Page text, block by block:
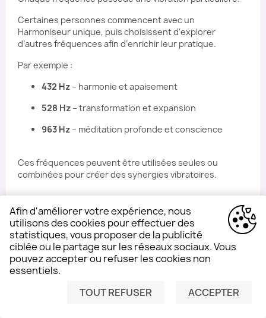
Certaines personnes commencent avec un
Harmoniseur unique, puis choisissent d’explorer
d’autres fréquences afin d’enrichir leur pratique.
Par exemple :
432 Hz – harmonie et apaisement
528 Hz – transformation et expansion
963 Hz – méditation profonde et conscience
Ces fréquences peuvent être utilisées seules ou
combinées pour créer des synergies vibratoires.
Explorer les synergies
vibratoires
Certaines personnes commencent avec un seul
Afin d'améliorer votre expérience, nous
utilisons des cookies pour effectuer des
statistiques, vous proposer de la publicité
ciblée ou le partage sur les réseaux sociaux. Vous
pouvez accepter ou refuser les cookies non
essentiels.
TOUT REFUSER
ACCEPTER
LAISSEZ-NOUS UN MESSAGE